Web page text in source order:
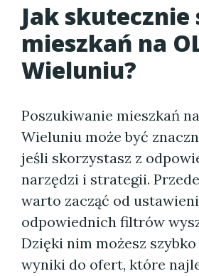
Jak skutecznie
mieszkań na
Wieluniu?
Poszukiwanie mieszkań
Wieluniu może być
jeśli skorzystasz z
narzędzi i strategii.
warto zacząć od
odpowiednich filtrów
Dzięki nim możesz
wyniki do ofert, które